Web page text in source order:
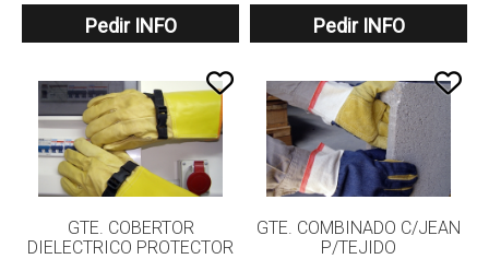
Pedir INFO Pedir INFO
GTE. COBERTOR
DIELECTRICO PROTECTOR
GTE. COMBINADO C/JEAN
P/TEJIDO